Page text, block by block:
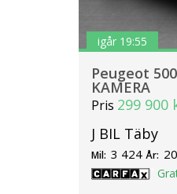
igår 19:55
Peugeot
KAMERA
Pris 299 900
J BIL Täby
Mil: 3 424 År: